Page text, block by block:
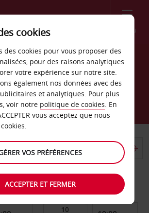
Menu
de voiture
autre agence de retour
DATE DE FIN
cookies
des cookies pour vous proposer des
pour des raisons analytiques
votre expérience sur notre site.
également nos données avec des
et analytiques. Pour plus
voir notre politique de cookies. En
vous acceptez que nous
VOS PRÉFÉRENCES
ACCEPTER ET FERMER